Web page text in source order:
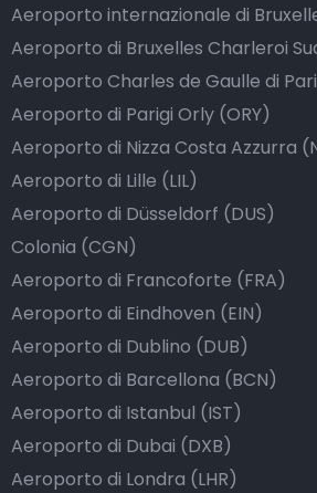
Aeroporto internazionale di
Aeroporto di Bruxelles Charleroi
Aeroporto Charles de Gaulle di
Aeroporto di Parigi Orly (ORY)
Aeroporto di Nizza Costa Azzurra
Aeroporto di Lille (LIL)
Aeroporto di Düsseldorf (DUS)
Colonia (CGN)
Aeroporto di Francoforte (FRA)
Aeroporto di Eindhoven (EIN)
Aeroporto di Dublino (DUB)
Aeroporto di Barcellona (BCN)
Aeroporto di Istanbul (IST)
Aeroporto di Dubai (DXB)
Aeroporto di Londra (LHR)